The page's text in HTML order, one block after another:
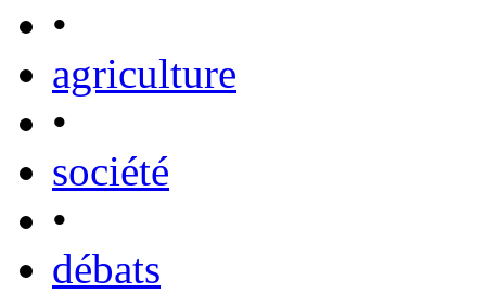
•
agriculture
•
société
•
débats